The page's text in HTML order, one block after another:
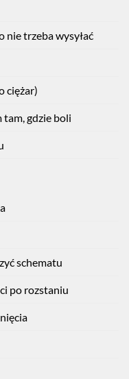
nie trzeba wysyłać
ciężar)
tam, gdzie boli
schematu
po rozstaniu